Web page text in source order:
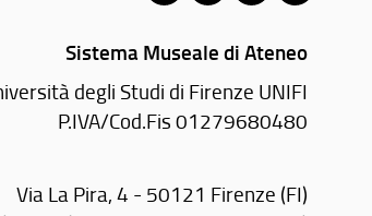
Sistema Museale di Ateneo
degli Studi di Firenze UNIFI
P.IVA/Cod.Fis 01279680480
Via La Pira, 4 - 50121 Firenze (FI)